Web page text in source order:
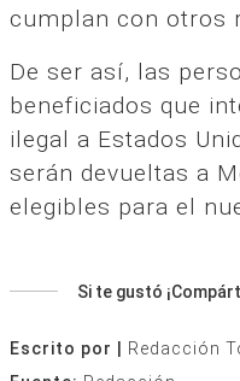
cumplan con otros
De ser así, las
beneficiados que
ilegal a Estados
serán devueltas a
elegibles para el
Si te gustó
Escrito por |
Redacción